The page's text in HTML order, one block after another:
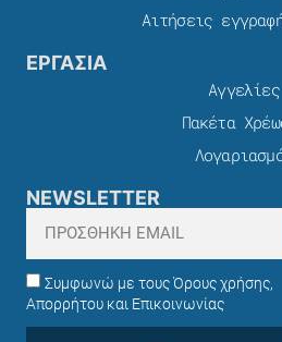
Αιτήσεις
ΕΡΓΑΣΙΑ
Αγγελίες
Πακέτα
NEWSLETTER
Συμφωνώ με τους Όρους χρήσης,
Απορρήτου και Επικοινωνίας